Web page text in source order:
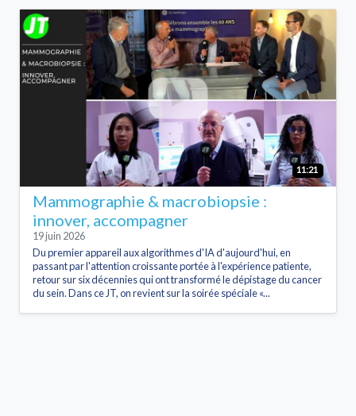
11:21
Mammographie & macrobiopsie :
innover, accompagner
19 juin 2026
Du premier appareil aux algorithmes d'IA d'aujourd'hui, en
passant par l'attention croissante portée à l'expérience patiente,
retour sur six décennies qui ont transformé le dépistage du cancer
du sein. Dans ce JT, on revient sur la soirée spéciale «...